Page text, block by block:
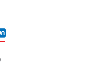
phối viên rửa dosing assistant